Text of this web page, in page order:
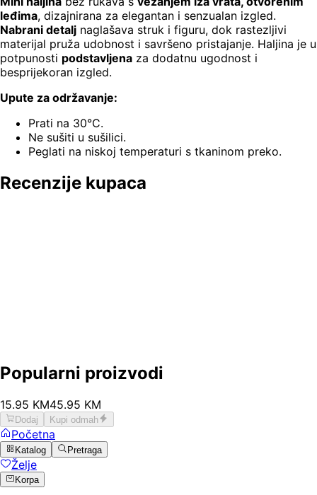
leđima, dizajnirana za elegantan i senzualan izgled.
Nabrani detalj naglašava struk i figuru, dok rastezljivi
materijal pruža udobnost i savršeno pristajanje. Haljina je u
potpunosti podstavljena za dodatnu ugodnost i
besprijekoran izgled.
Upute za održavanje:
Prati na 30°C.
Ne sušiti u sušilici.
Peglati na niskoj temperaturi s tkaninom preko.
Recenzije kupaca
Popularni proizvodi
15.95 KM45.95 KM
Dodaj Kupi odmah
Početna
Katalog Pretraga
Želje
Korpa